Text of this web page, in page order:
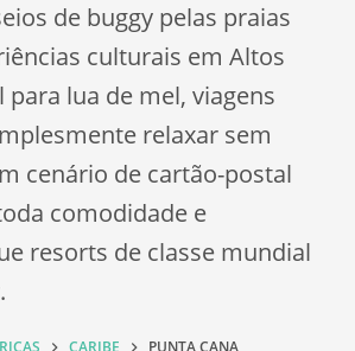
de buggy pelas praias
culturais em Altos
para lua de mel, viagens
relaxar sem
cenário de cartão-postal
comodidade e
resorts de classe mundial